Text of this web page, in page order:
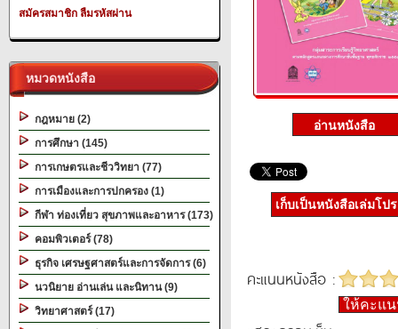
สมัครสมาชิก ลืมรหัสผ่าน
หมวดหนังสือ
กฎหมาย (2)
การศึกษา (145)
การเกษตรและชีววิทยา (77)
การเมืองและการปกครอง (1)
กีฬา ท่องเที่ยว สุขภาพและอาหาร (173)
คอมพิวเตอร์ (78)
ธุรกิจ เศรษฐศาสตร์และการจัดการ (6)
นวนิยาย อ่านเล่น และนิทาน (9)
วิทยาศาสตร์ (17)
เก็บเป็นหนังสือเล่มโป
คะแนนหนังสือ :
ให้คะแ